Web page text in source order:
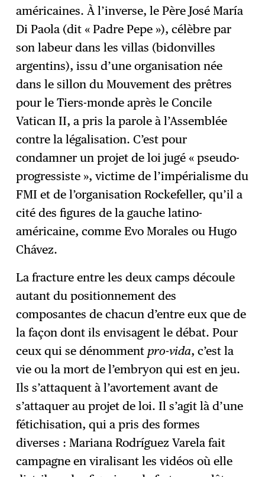
américaines. À l’inverse, le Père José María
Di Paola (dit « Padre Pepe »), célèbre par
son labeur dans les villas (bidonvilles
argentins), issu d’une organisation née
dans le sillon du Mouvement des prêtres
pour le Tiers-monde après le Concile
Vatican II, a pris la parole à l’Assemblée
contre la légalisation. C’est pour
condamner un projet de loi jugé « pseudo-
progressiste », victime de l’impérialisme du
FMI et de l’organisation Rockefeller, qu’il a
cité des figures de la gauche latino-
américaine, comme Evo Morales ou Hugo
Chávez.
La fracture entre les deux camps découle
autant du positionnement des
composantes de chacun d’entre eux que de
la façon dont ils envisagent le débat. Pour
ceux qui se dénomment pro-vida, c’est la
vie ou la mort de l’embryon qui est en jeu.
Ils s’attaquent à l’avortement avant de
s’attaquer au projet de loi. Il s’agit là d’une
fétichisation, qui a pris des formes
diverses : Mariana Rodríguez Varela fait
campagne en viralisant les vidéos où elle